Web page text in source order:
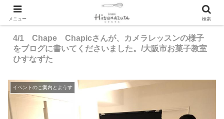
4/1 Chape Chapicさんが、カメラレッスンの様子
をブログに書いてくださいました。/大阪市お菓子教室
ひすなずた
イベントのご案内とようす
メニュー 検索